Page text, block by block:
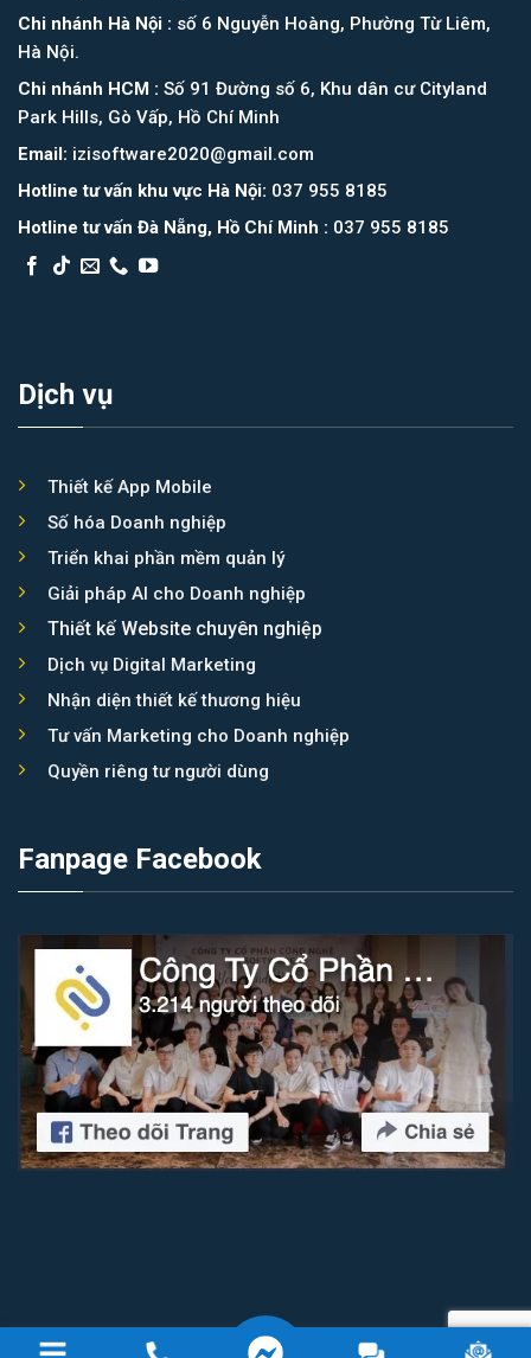
Chi nhánh Hà Nội : số 6 Nguyễn Hoàng, Phường Từ Liêm,
Hà Nội.
Chi nhánh HCM : Số 91 Đường số 6, Khu dân cư Cityland
Park Hills, Gò Vấp, Hồ Chí Minh
Email: izisoftware2020@gmail.com
Hotline tư vấn khu vực Hà Nội: 037 955 8185
Hotline tư vấn Đà Nẵng, Hồ Chí Minh : 037 955 8185
Dịch vụ
Thiết kế App Mobile
Số hóa Doanh nghiệp
Triển khai phần mềm quản lý
Giải pháp AI cho Doanh nghiệp
Thiết kế Website chuyên nghiệp
Dịch vụ Digital Marketing
Nhận diện thiết kế thương hiệu
Tư vấn Marketing cho Doanh nghiệp
Quyền riêng tư người dùng
Fanpage Facebook